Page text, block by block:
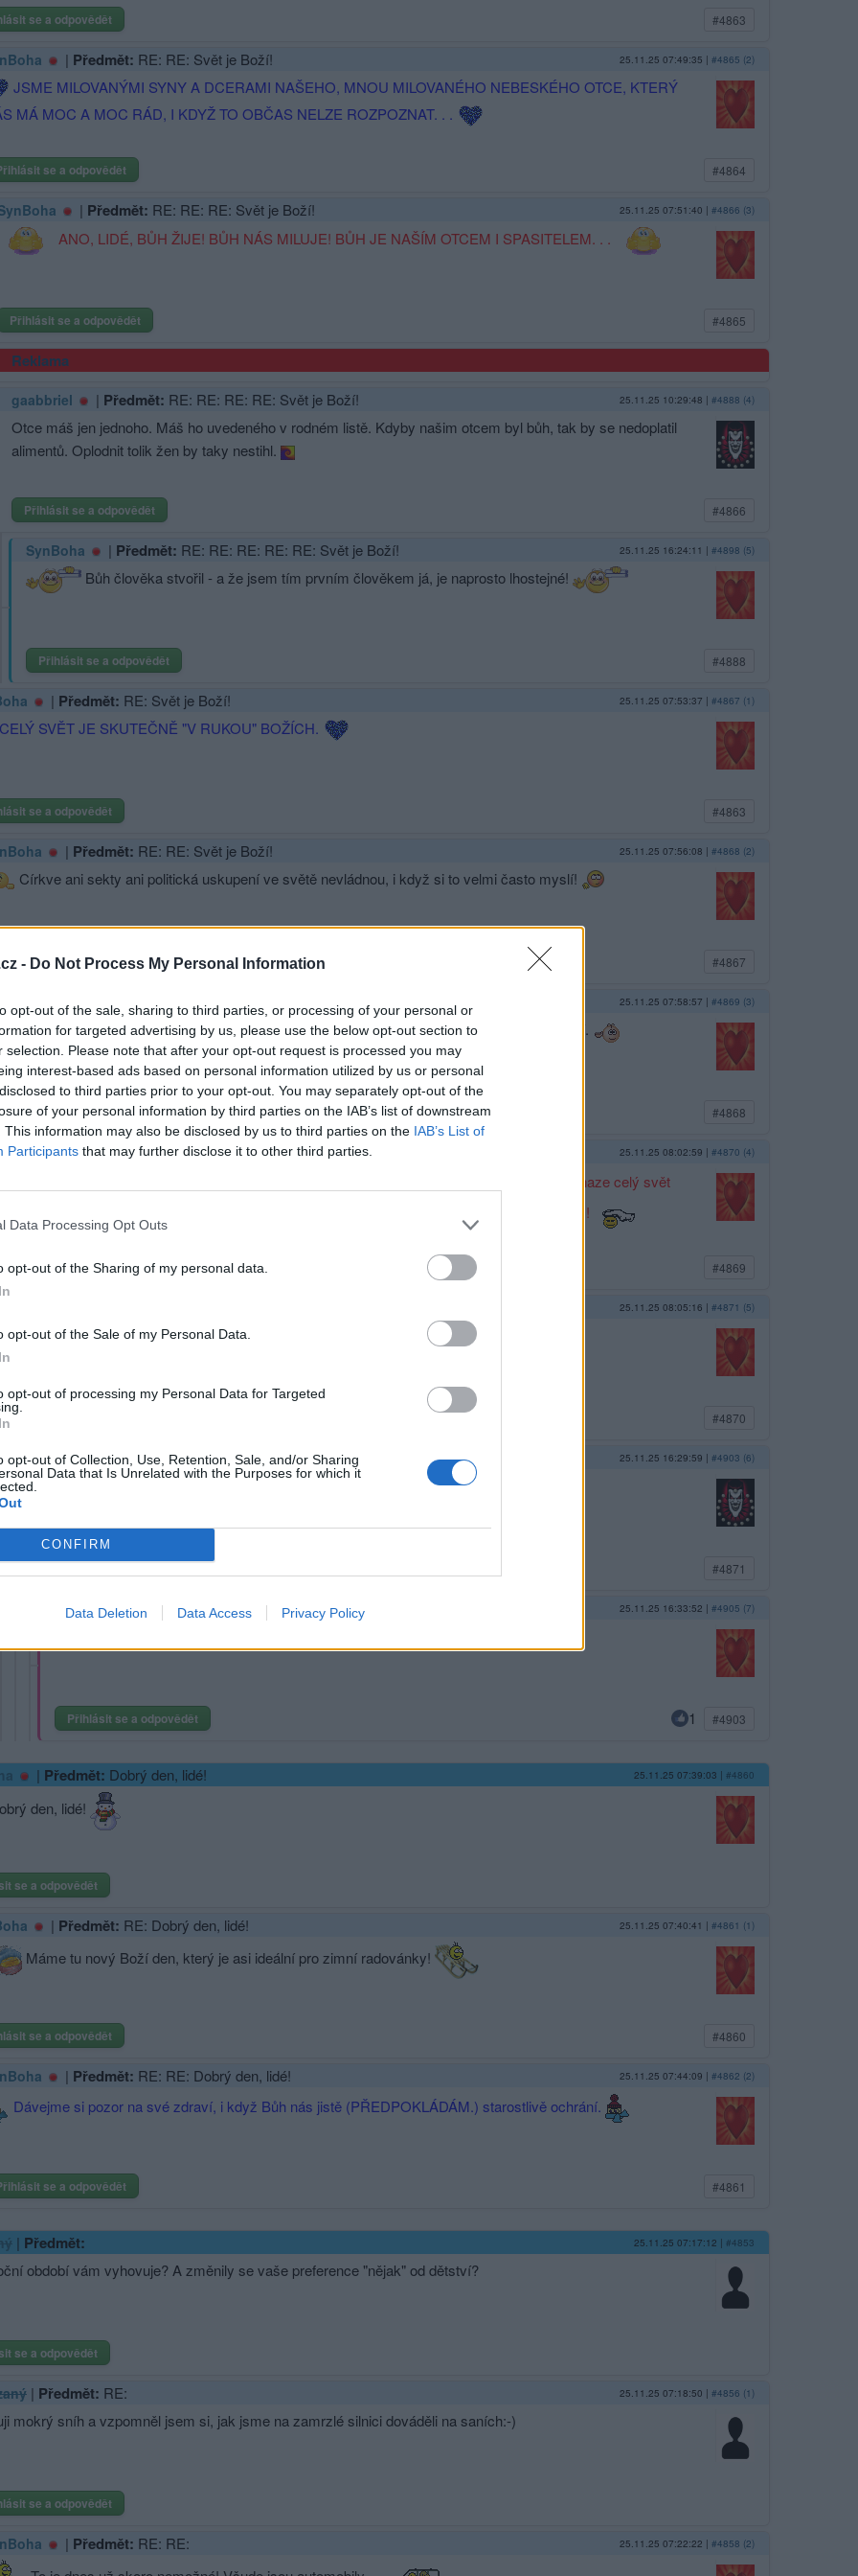
- Do Not Process My Personal Information
opt-out of the sale, sharing to third parties, or processing of your personal or
for targeted advertising by us, please use the below opt-out section to
selection. Please note that after your opt-out request is processed you may
interest-based ads based on personal information utilized by us or personal
to third parties prior to your opt-out. You may separately opt-out of the
of your personal information by third parties on the IAB’s list of downstream
This information may also be disclosed by us to third parties on the IAB’s List of
Participants that may further disclose it to other third parties.
Data Processing Opt Outs
opt-out of the Sharing of my personal data.
opt-out of the Sale of my Personal Data.
opt-out of processing my Personal Data for Targeted
opt-out of Collection, Use, Retention, Sale, and/or Sharing
Data that Is Unrelated with the Purposes for which it
CONFIRM
Data Deletion Data Access Privacy Policy
se a odpovědět #4863
| Předmět: RE: RE: Svět je Boží! 25.11.25 07:49:35 | #4865 (2)
JSME MILOVANÝMI SYNY A DCERAMI NAŠEHO, MNOU MILOVANÉHO NEBESKÉHO OTCE, KTERÝ
MÁ MOC A MOC RÁD, I KDYŽ TO OBČAS NELZE ROZPOZNAT. . .
se a odpovědět #4864
| Předmět: RE: RE: RE: Svět je Boží! 25.11.25 07:51:40 | #4866 (3)
ANO, LIDÉ, BŮH ŽIJE! BŮH NÁS MILUJE! BŮH JE NAŠÍM OTCEM I SPASITELEM. . .
Přihlásit se a odpovědět #4865
Reklama
gaabbriel | Předmět: RE: RE: RE: RE: Svět je Boží! 25.11.25 10:29:48 | #4888 (4)
Otce máš jen jednoho. Máš ho uvedeného v rodném listě. Kdyby našim otcem byl bůh, tak by se nedoplatil
alimentů. Oplodnit tolik žen by taky nestihl.
Přihlásit se a odpovědět #4866
SynBoha | Předmět: RE: RE: RE: RE: RE: Svět je Boží! 25.11.25 16:24:11 | #4898 (5)
Bůh člověka stvořil - a že jsem tím prvním člověkem já, je naprosto lhostejné!
Přihlásit se a odpovědět #4888
| Předmět: RE: Svět je Boží! 25.11.25 07:53:37 | #4867 (1)
CELÝ SVĚT JE SKUTEČNĚ "V RUKOU" BOŽÍCH.
se a odpovědět #4863
| Předmět: RE: RE: Svět je Boží! 25.11.25 07:56:08 | #4868 (2)
Církve ani sekty ani politická uskupení ve světě nevládnou, i když si to velmi často myslí!
se a odpovědět #4867
| Předmět: RE: RE: RE: Svět je Boží! 25.11.25 07:58:57 | #4869 (3)
Jejich nadvláda nad ostatními lidmi je pouze zdánlivá, i když to ani oni sami většinou neví.
Přihlásit se a odpovědět #4868
SynBoha |Předmět:RE: RE: RE: RE: Svět je Boží! 25.11.25 08:02:59 | #4870 (4)
Nad Bohem nemá žádnou moc ani pan Putin nebo pan Trump, i když si tak notují ve snaze celý svět
ovládnout a vykořisťovat!!! ANI JEDEN Z NICH NENÍ NESMRTELNÝ, a tak se jich nebojte!!!
Přihlásit se a odpovědět #4869
25.11.25 08:05:16 | #4871 (5)
Náš nebeský Otec nás ochrání i před nimi a jejich nelítostnými "poskoky"!!!
#4870
gaabbriel | Předmět: RE: RE: RE: RE: RE: RE: Svět je Boží! 25.11.25 16:29:59 | #4903 (6)
Tak že po sobě střílejí Ukrajinci a Rusové je jen vůle boži.
Přihlásit se a odpovědět #4871
SynBoha |Předmět: RE: RE: RE: RE: RE: RE: RE: Svět je… 25.11.25 16:33:52 | #4905 (7)
Přihlásit se a odpovědět 1 #4903
| Předmět: Dobrý den, lidé! 25.11.25 07:39:03 | #4860
den, lidé!
se a odpovědět
| Předmět: RE: Dobrý den, lidé! 25.11.25 07:40:41 | #4861 (1)
Máme tu nový Boží den, který je asi ideální pro zimní radovánky!
se a odpovědět #4860
| Předmět: RE: RE: Dobrý den, lidé! 25.11.25 07:44:09 | #4862 (2)
Dávejme si pozor na své zdraví, i když Bůh nás jistě (PŘEDPOKLÁDÁM.) starostlivě ochrání.
se a odpovědět #4861
| Předmět: 25.11.25 07:17:12 | #4853
období vám vyhovuje? A změnily se vaše preference "nějak" od dětství?
se a odpovědět
| Předmět: RE: 25.11.25 07:18:50 | #4856 (1)
mokrý sníh a vzpomněl jsem si, jak jsme na zamrzlé silnici dováděli na saních:-)
se a odpovědět
| Předmět: RE: RE: 25.11.25 07:22:22 | #4858 (2)